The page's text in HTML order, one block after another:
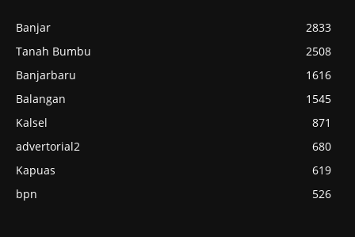
Banjar
2833
Tanah Bumbu
2508
Banjarbaru
1616
Balangan
1545
Kalsel
871
advertorial2
680
Kapuas
619
bpn
526